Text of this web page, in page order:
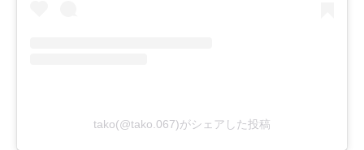
tako(@tako.067)がシェアした投稿